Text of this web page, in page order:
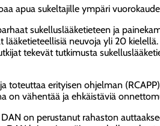
apua sukeltajille ympäri
sukelluslääketieteen ja
neuvoja yli 20
tekevät tutkimusta
toteuttaa erityisen ohjelman
on vähentää ja ehkäistäviä
on perustanut rahaston